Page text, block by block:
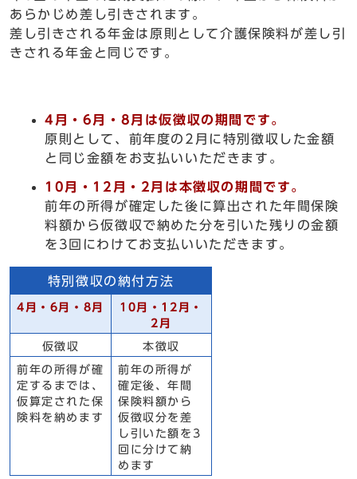
あらかじめ差し引きされます。
差し引きされる年金は原則として介護保険料が差し引
きされる年金と同じです。
4月・6月・8月は仮徴収の期間です。
原則として、前年度の2月に特別徴収した金額
と同じ金額をお支払いいただきます。
10月・12月・2月は本徴収の期間です。
前年の所得が確定した後に算出された年間保険
料額から仮徴収で納めた分を引いた残りの金額
を3回にわけてお支払いいただきます。
特別徴収の納付方法
4月・6月・8月
10月・12月・
2月
仮徴収 本徴収
前年の所得が確
定するまでは、
仮算定された保
険料を納めます
前年の所得が
確定後、年間
保険料額から
仮徴収分を差
し引いた額を3
回に分けて納
めます